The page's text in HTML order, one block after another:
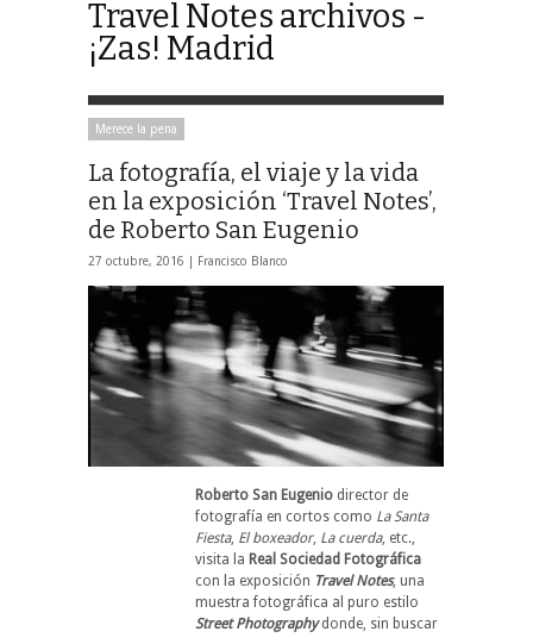
Travel Notes archivos -
¡Zas! Madrid
Merece la pena
La fotografía, el viaje y la vida
en la exposición ‘Travel Notes’,
de Roberto San Eugenio
27 octubre, 2016 | Francisco Blanco
Roberto San Eugenio director de
fotografía en cortos como La Santa
Fiesta, El boxeador, La cuerda, etc.,
visita la Real Sociedad Fotográfica
con la exposición Travel Notes, una
muestra fotográfica al puro estilo
Street Photographydonde, sin buscar